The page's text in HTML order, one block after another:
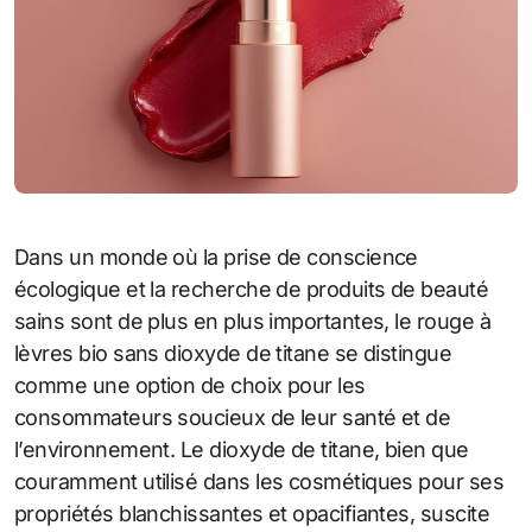
Dans un monde où la prise de conscience
écologique et la recherche de produits de beauté
sains sont de plus en plus importantes, le rouge à
lèvres bio sans dioxyde de titane se distingue
comme une option de choix pour les
consommateurs soucieux de leur santé et de
l’environnement. Le dioxyde de titane, bien que
couramment utilisé dans les cosmétiques pour ses
propriétés blanchissantes et opacifiantes, suscite